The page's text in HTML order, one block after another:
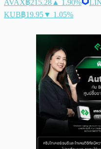
AVAX฿215.28 ▲ 1.90%
KUB฿19.95▼ 1.05%